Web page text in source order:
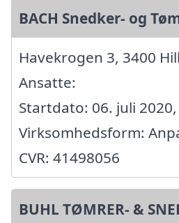
BACH Snedker- og
Havekrogen 3, 3400
Ansatte:
Startdato: 06. juli 2020,
Virksomhedsform:
CVR: 41498056
BUHL TØMRER- &